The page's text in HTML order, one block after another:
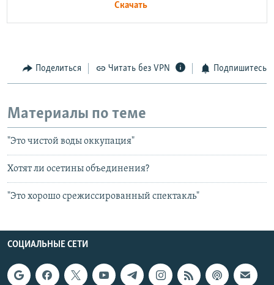
Скачать
Поделиться Читать без VPN Подпишитесь
Материалы по теме
"Это чистой воды оккупация"
Хотят ли осетины объединения?
"Это хорошо срежиссированный спектакль"
СОЦИАЛЬНЫЕ СЕТИ